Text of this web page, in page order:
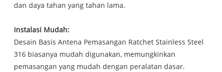
dan daya tahan yang tahan lama.
Instalasi Mudah:
Desain Basis Antena Pemasangan Ratchet Stainless Steel
316 biasanya mudah digunakan, memungkinkan
pemasangan yang mudah dengan peralatan dasar.